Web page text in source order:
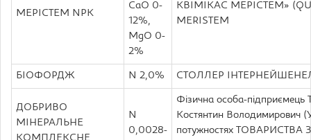
МЕРІСТЕМ NPK
CaO 0-
12%,
MgO 0-
2%
КВІМІКАС МЕРІСТЕМ»
MERISTEM
БІОФОРДЖ N 2,0% СТОЛЛЕР
ДОБРИВО
МІНЕРАЛЬНЕ
N
0,0028-
Фізична особа-підприємець
Костянтин Володимирович
потужностях ТОВАРИСТВА З